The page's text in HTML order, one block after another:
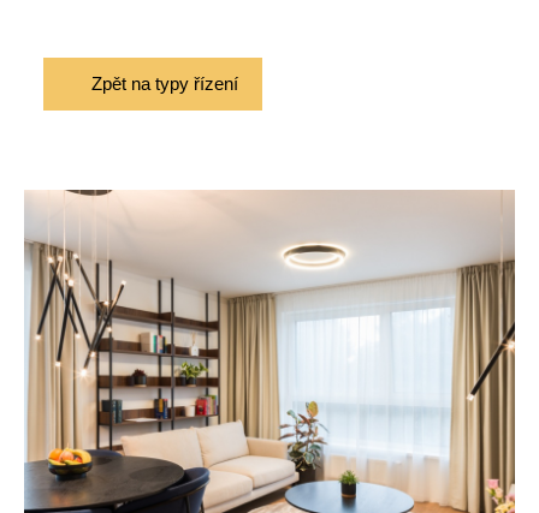
Zpět na typy řízení